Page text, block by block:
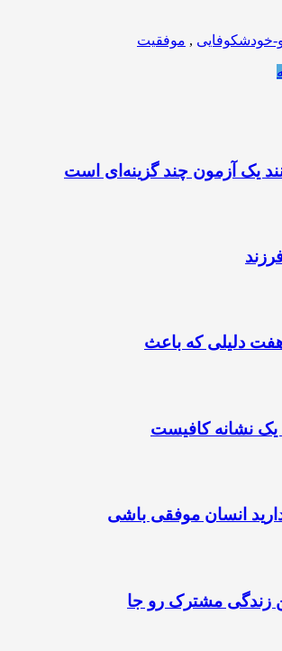
خودشکوفایی , موفقیت
يک آزمون چند گزينه‌ای است
دلیلی که باعث
ﯾﮏ ﻧﺸﺎﻧﻪ ﮐﺎﻓﯿﺴﺖ
انسان موفقی باشی
زندگی مشترک رو جا